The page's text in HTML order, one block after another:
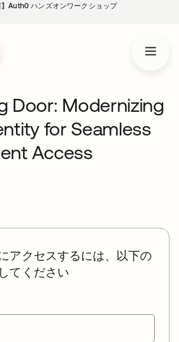
】Auth0 ハンズオンワークショップ
Door: Modernizing
for Seamless
Access
アクセスするには、以下の
てください